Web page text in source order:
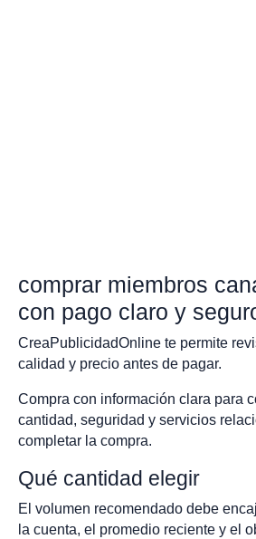
comprar miembros
con pago claro y
CreaPublicidadOnline te permite
calidad y precio antes de pagar.
Compra con información clara para
cantidad, seguridad y servicios
completar la compra.
Qué cantidad elegir
El volumen recomendado debe
la cuenta, el promedio reciente y el